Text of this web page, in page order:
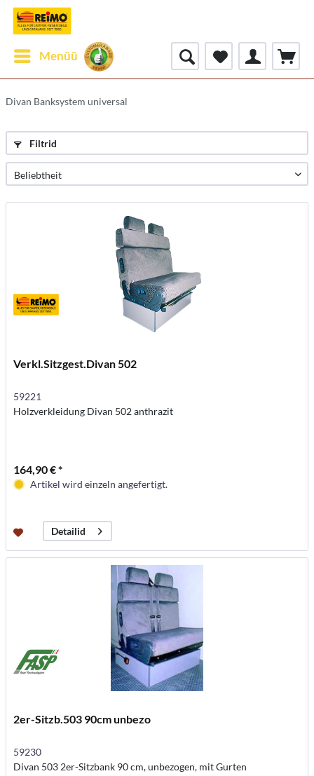
Menüü
Divan Banksystem universal
Filtrid
Verkl.Sitzgest.Divan 502
59221
Holzverkleidung Divan 502 anthrazit
164,90 € *
Artikel wird einzeln angefertigt.
Detailid
2er-Sitzb.503 90cm unbezo
59230
Divan 503 2er-Sitzbank 90 cm, unbezogen, mit Gurten